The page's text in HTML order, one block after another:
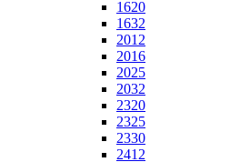
1620
1632
2012
2016
2025
2032
2320
2325
2330
2412